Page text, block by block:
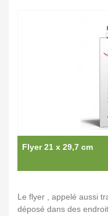
Flyer 21 x 29,7 cm
Le flyer , appelé aussi
déposé dans des